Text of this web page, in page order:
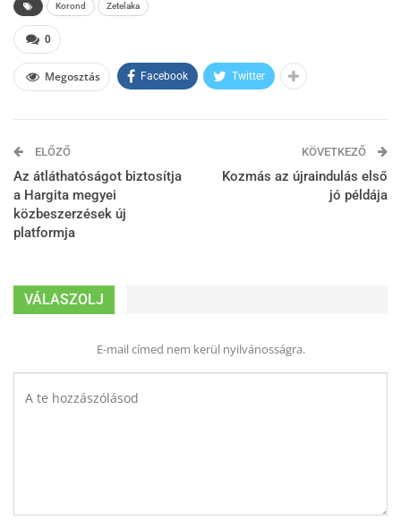
Korond Zetelaka
0
Megosztás Facebook Twitter
ELŐZŐ
Az átláthatóságot biztosítja
a Hargita megyei
közbeszerzések új
platformja
KÖVETKEZŐ
Kozmás az újraindulás első
jó példája
VÁLASZOLJ
E-mail címed nem kerül nyilvánosságra.